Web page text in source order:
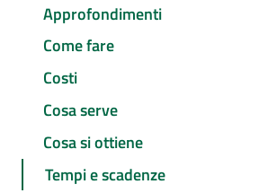
Approfondimenti
Come fare
Costi
Cosa serve
Cosa si ottiene
Tempi e scadenze